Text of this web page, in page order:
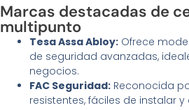
Marcas destacadas de
multipunto
Tesa Assa Abloy: Ofrece
de seguridad avanzadas,
negocios.
FAC Seguridad: Reconocida
resistentes, fáciles de instalar